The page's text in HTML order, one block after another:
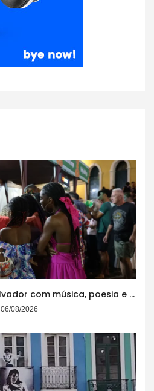
Flipelô começa em Salvador com música, poesia e grande participação
06/08/2026